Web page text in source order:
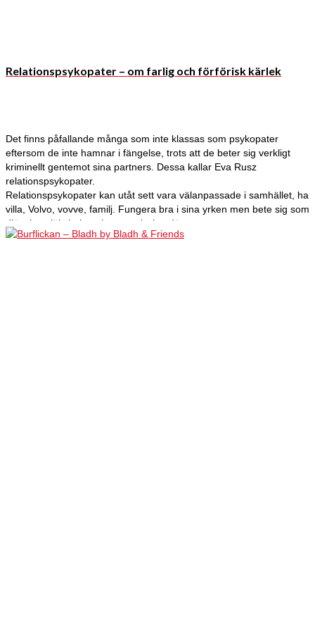
Relationspsykopater – om farlig och förförisk kärlek
Det finns påfallande många som inte klassas som psykopater
eftersom de inte hamnar i fängelse, trots att de beter sig verkligt
kriminellt gentemot sina partners. Dessa kallar Eva Rusz
relationspsykopater.
Relationspsykopater kan utåt sett vara välanpassade i samhället, ha
villa, Volvo, vovve, familj. Fungera bra i sina yrken men bete sig som
djävulen själv bakom hemmet lyckta dörrar.
Där kan de fritt kränka, manipulera, kontrollera och misshandla sin